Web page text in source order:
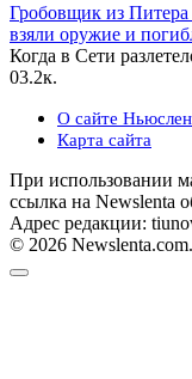
Гробовщик из
взяли оружие и
Когда в Сети
03.2к.
О сайте
Карта сайта
При использовании
ссылка на Newslenta
Адрес редакции:
© 2026